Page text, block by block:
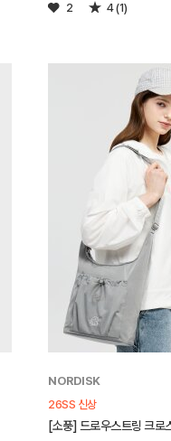
2 4 (1)
NORDISK
26SS 신상
[소풍] 드로우스트링 크로